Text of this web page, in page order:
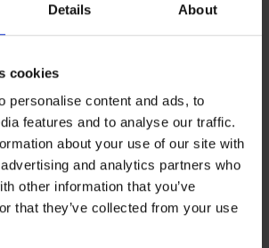
Details About
cookies
personalise content and ads, to
features and to analyse our traffic.
about your use of our site with
and analytics partners who
other information that you’ve
that they’ve collected from your use
4,7
GRATIS
3+1 GRATIS
Majtki bambusowe Mona
wysokie